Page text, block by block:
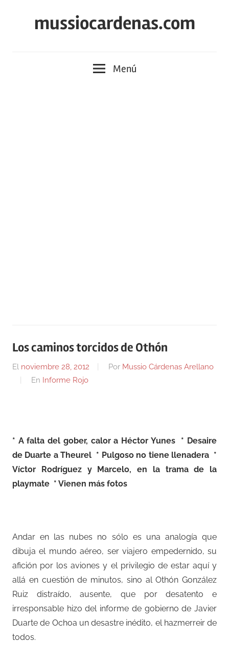
mussiocardenas.com
Menú
Los caminos torcidos de Othón
El noviembre 28, 2012 Por Mussio Cárdenas Arellano
En Informe Rojo
* A falta del gober, calor a Héctor Yunes * Desaire
de Duarte a Theurel * Pulgoso no tiene llenadera *
Víctor Rodríguez y Marcelo, en la trama de la
playmate * Vienen más fotos
Andar en las nubes no sólo es una analogía que
dibuja el mundo aéreo, ser viajero empedernido, su
afición por los aviones y el privilegio de estar aquí y
allá en cuestión de minutos, sino al Othón González
Ruiz distraído, ausente, que por desatento e
irresponsable hizo del informe de gobierno de Javier
Duarte de Ochoa un desastre inédito, el hazmerreir de
todos.